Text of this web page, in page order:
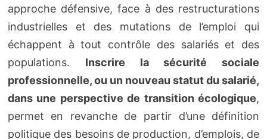
approche défensive, face à des restructurations
industrielles et des mutations de l’emploi qui
échappent à tout contrôle des salariés et des
populations. Inscrire la sécurité sociale
professionnelle, ou un nouveau statut du salarié,
dans une perspective de transition écologique,
permet en revanche de partir d’une définition
politique des besoins de production, d’emplois, de